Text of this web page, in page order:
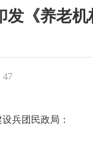
发《养老
47
兵团民政局：